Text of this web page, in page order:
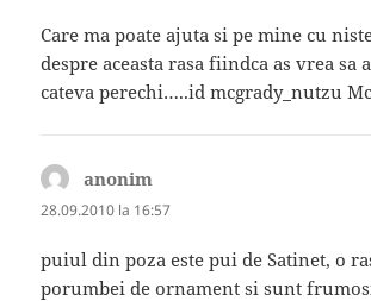
Care ma poate ajuta si pe mine cu
despre aceasta rasa fiindca as vrea sa
cateva perechi…..id mcgrady_nutzu Mc
anonim
28.09.2010 la 16:57
puiul din poza este pui de Satinet, o
porumbei de ornament si sunt